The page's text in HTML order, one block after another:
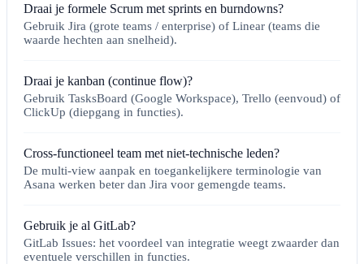
Draai je formele Scrum met sprints en burndowns?
Gebruik Jira (grote teams / enterprise) of Linear (teams die
waarde hechten aan snelheid).
Draai je kanban (continue flow)?
Gebruik TasksBoard (Google Workspace), Trello (eenvoud) of
ClickUp (diepgang in functies).
Cross-functioneel team met niet-technische leden?
De multi-view aanpak en toegankelijkere terminologie van
Asana werken beter dan Jira voor gemengde teams.
Gebruik je al GitLab?
GitLab Issues: het voordeel van integratie weegt zwaarder dan
eventuele verschillen in functies.